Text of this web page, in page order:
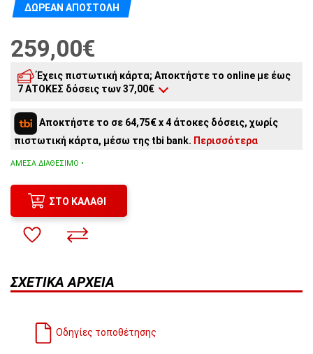
ΔΩΡΕΆΝ ΑΠΟΣΤΟΛΉ
259,00€
Έχεις πιστωτική κάρτα; Αποκτήστε το online με έως
7 ΑΤΟΚΕΣ δόσεις των 37,00€
6άτοκες δόσεις: 43,17€/ μήνα
5άτοκες δόσεις:51,80€/ μήνα
4άτοκες δόσεις:
2άτοκες δόσεις:129,50€
Αποκτήστε το σε 64,75€ x 4 άτοκες δόσεις, χωρίς
πιστωτική κάρτα, μέσω της tbi bank. Περισσότερα
ΆΜΕΣΑ ΔΙΑΘΈΣΙΜΟ •
ΣΤΟ ΚΑΛΆΘΙ
ΣΧΕΤΙΚΆ ΑΡΧΕΊΑ
Οδηγίες τοποθέτησης